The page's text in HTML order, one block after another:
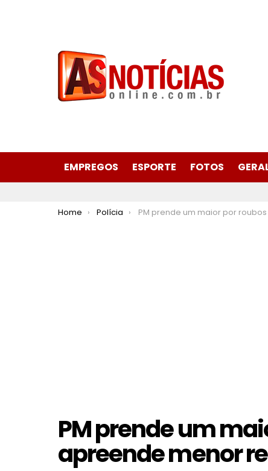
EMPREGOS ESPORTE FOTOS
You are here:
Home Polícia PM prende um maior por roubos e apreende menor receptação em
PM prende um
apreende menor